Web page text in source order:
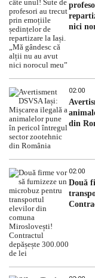
nici
02:00
din
02:00
Două